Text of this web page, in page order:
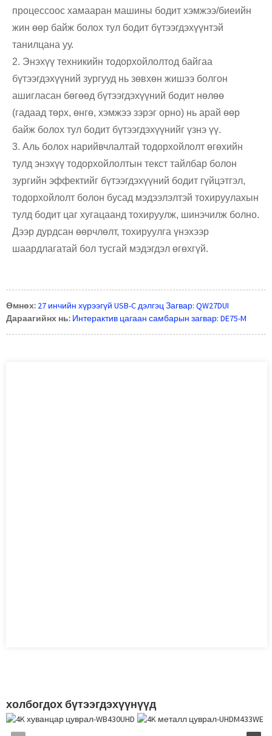
процессоос хамааран машины бодит хэмжээ/биеийн
жин өөр байж болох тул бодит бүтээгдэхүүнтэй
танилцана уу.
2. Энэхүү техникийн тодорхойлолтод байгаа
бүтээгдэхүүний зургууд нь зөвхөн жишээ болгон
ашигласан бөгөөд бүтээгдэхүүний бодит нөлөө
(гадаад төрх, өнгө, хэмжээ зэрэг орно) нь арай өөр
байж болох тул бодит бүтээгдэхүүнийг үзнэ үү.
3. Аль болох нарийвчлалтай тодорхойлолт өгөхийн
тулд энэхүү тодорхойлолтын текст тайлбар болон
зургийн эффектийг бүтээгдэхүүний бодит гүйцэтгэл,
тодорхойлолт болон бусад мэдээлэлтэй тохируулахын
тулд бодит цаг хугацаанд тохируулж, шинэчилж болно.
Дээр дурдсан өөрчлөлт, тохируулга үнэхээр
шаардлагатай бол тусгай мэдэгдэл өгөхгүй.
Өмнөх: 27 инчийн хүрээгүй USB-C дэлгэц Загвар: QW27DUI
Дараагийнх нь: Интерактив цагаан самбарын загвар: DE75-M
холбогдох бүтээгдэхүүнүүд